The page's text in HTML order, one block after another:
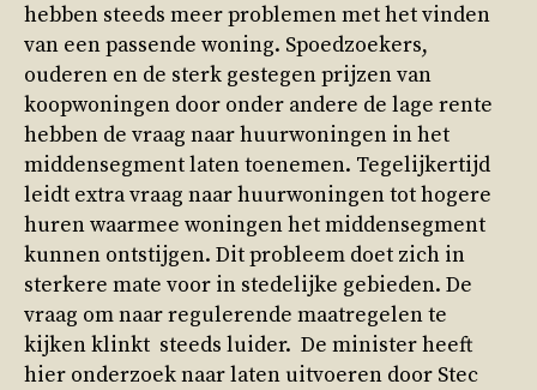
hebben steeds meer problemen met het vinden
van een passende woning. Spoedzoekers,
ouderen en de sterk gestegen prijzen van
koopwoningen door onder andere de lage rente
hebben de vraag naar huurwoningen in het
middensegment laten toenemen. Tegelijkertijd
leidt extra vraag naar huurwoningen tot hogere
huren waarmee woningen het middensegment
kunnen ontstijgen. Dit probleem doet zich in
sterkere mate voor in stedelijke gebieden. De
vraag om naar regulerende maatregelen te
kijken klinkt steeds luider. De minister heeft
hier onderzoek naar laten uitvoeren door Stec